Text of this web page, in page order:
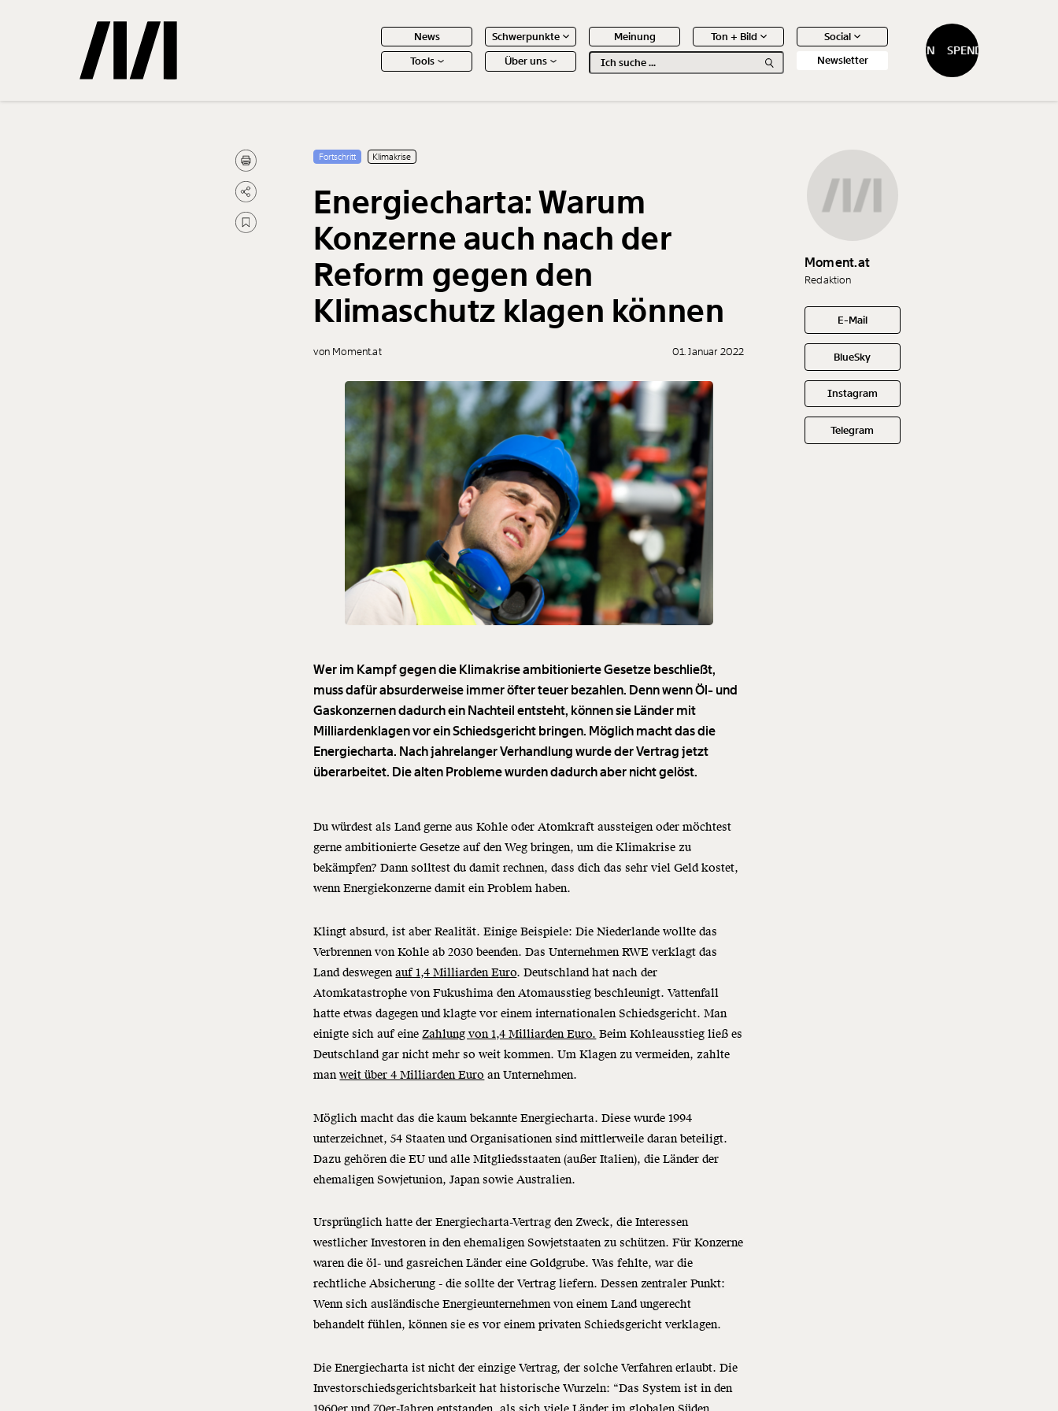
News Schwerpunkte Meinung Ton + Bild
Social
Tools
Über uns Newsletter
SPENDEN SPENDEN
Gemerkte Inhalte
Treffer 0 Artikel
Fortschritt Klimakrise
Energiecharta: Warum
Konzerne auch nach der
Reform gegen den
Klimaschutz klagen können
von Moment.at 01. Januar 2022
Wer im Kampf gegen die Klimakrise ambitionierte Gesetze beschließt,
muss dafür absurderweise immer öfter teuer bezahlen. Denn wenn Öl- und
Gaskonzernen dadurch ein Nachteil entsteht, können sie Länder mit
Milliardenklagen vor ein Schiedsgericht bringen. Möglich macht das die
Energiecharta. Nach jahrelanger Verhandlung wurde der Vertrag jetzt
überarbeitet. Die alten Probleme wurden dadurch aber nicht gelöst.
Du würdest als Land gerne aus Kohle oder Atomkraft aussteigen oder möchtest
gerne ambitionierte Gesetze auf den Weg bringen, um die Klimakrise zu
bekämpfen? Dann solltest du damit rechnen, dass dich das sehr viel Geld kostet,
wenn Energiekonzerne damit ein Problem haben.
Klingt absurd, ist aber Realität. Einige Beispiele: Die Niederlande wollte das
Verbrennen von Kohle ab 2030 beenden. Das Unternehmen RWE verklagt das
Land deswegenauf 1,4 Milliarden Euro. Deutschland hat nach der
Atomkatastrophe von Fukushima den Atomausstieg beschleunigt. Vattenfall
hatte etwas dagegen und klagte vor einem internationalen Schiedsgericht. Man
einigte sich auf eineZahlung von 1,4 Milliarden Euro. Beim Kohleausstieg ließ es
Deutschland gar nicht mehr so weit kommen. Um Klagen zu vermeiden, zahlte
manweit über 4 Milliarden Euro an Unternehmen.
Möglich macht das die kaum bekannte Energiecharta. Diese wurde 1994
unterzeichnet, 54 Staaten und Organisationen sind mittlerweile daran beteiligt.
Dazu gehören die EU und alle Mitgliedsstaaten (außer Italien), die Länder der
ehemaligen Sowjetunion, Japan sowie Australien.
Ursprünglich hatte der Energiecharta-Vertrag den Zweck, die Interessen
westlicher Investoren in den ehemaligen Sowjetstaaten zu schützen. Für Konzerne
waren die öl- und gasreichen Länder eine Goldgrube. Was fehlte, war die
rechtliche Absicherung - die sollte der Vertrag liefern. Dessen zentraler Punkt:
Wenn sich ausländische Energieunternehmen von einem Land ungerecht
behandelt fühlen, können sie es vor einem privaten Schiedsgericht verklagen.
Die Energiecharta ist nicht der einzige Vertrag, der solche Verfahren erlaubt. Die
Investorschiedsgerichtsbarkeit hat historische Wurzeln: “Das System ist in den
Moment.at
Redaktion
E-Mail
BlueSky
Instagram
Telegram